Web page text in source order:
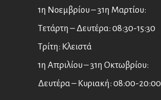
1η Νοεμβρίου – 31η Μαρτίου:
Τετάρτη – Δευτέρα: 08:30-15:30
Τρίτη: Κλειστά
1η Απριλίου – 31η Οκτωβρίου:
Δευτέρα – Κυριακή: 08:00-20:00